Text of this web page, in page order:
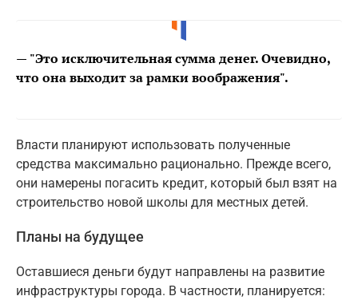
— "Это исключительная сумма денег. Очевидно,
что она выходит за рамки воображения".
Власти планируют использовать полученные
средства максимально рационально. Прежде всего,
они намерены погасить кредит, который был взят на
строительство новой школы для местных детей.
Планы на будущее
Оставшиеся деньги будут направлены на развитие
инфраструктуры города. В частности, планируется: